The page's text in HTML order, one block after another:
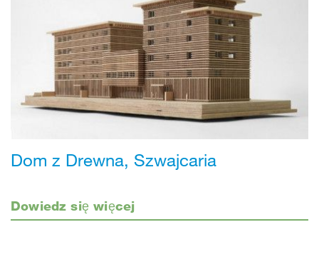
Dom z Drewna, Szwajcaria
Dowiedz się więcej